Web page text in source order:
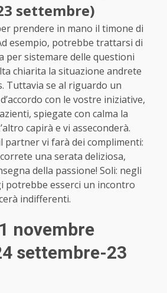
settembre)
prendere in mano il timone di
esempio, potrebbe trattarsi di
per sistemare delle questioni
chiarita la situazione andrete
Tuttavia se al riguardo un
con le vostre iniziative,
spiegate con calma la
capirà e vi asseconderà.
partner vi farà dei complimenti:
una serata deliziosa,
della passione! Soli: negli
potrebbe esserci un incontro
indifferenti.
novembre
settembre-23